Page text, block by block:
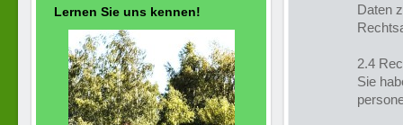
Daten
2.4
Sie
Lernen Sie uns kennen!